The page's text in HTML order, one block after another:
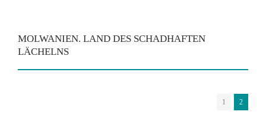
MOLWANIEN. LAND DES SCHADHAFTEN
LÄCHELNS
1 2